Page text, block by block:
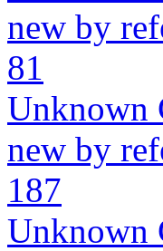
new by
81
Unknown
new by
187
Unknown